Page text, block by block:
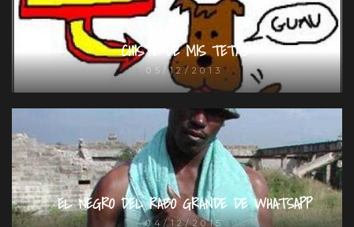
CHISTE DE MIS TETAS
05/12/2013
EL NEGRO DEL RABO GRANDE DE WHATSAPP
04/12/2015